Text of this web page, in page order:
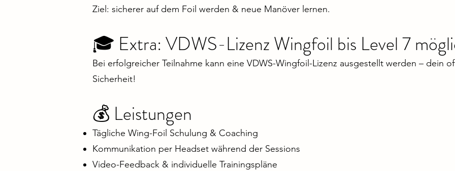
Ziel: sicherer auf dem Foil werden & neue Manöver lernen.
🎓 Extra: VDWS-Lizenz Wingfoil bis Level 7
Bei erfolgreicher Teilnahme kann eine VDWS-Wingfoil-Lizenz ausgestellt werden – dein
Sicherheit!
💰 Leistungen
Tägliche Wing-Foil Schulung & Coaching
Kommunikation per Headset während der Sessions
Video-Feedback & individuelle Trainingspläne